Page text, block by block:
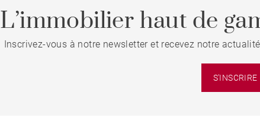
L’immobilier haut de
Inscrivez-vous à notre newsletter et recevez notre
S'INSCRIRE